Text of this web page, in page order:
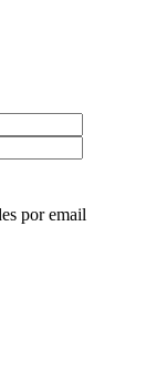
por email